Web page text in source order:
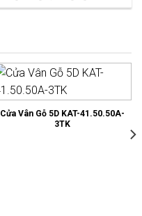
Cửa Vân Gỗ 5D KAT-41.50.50A-
3TK